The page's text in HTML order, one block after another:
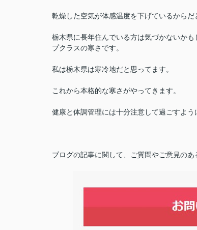
乾燥した空気が体感温度を下げているから
栃木県に長年住んでいる方は気づかないか
プクラスの寒さです。
私は栃木県は寒冷地だと思ってます。
これから本格的な寒さがやってきます。
健康と体調管理には十分注意して過ごすよう
ブログの記事に関して、ご質問やご意見の